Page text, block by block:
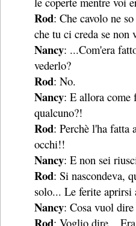
Rod: Che cavolo ne
che tu ci creda se non
Nancy: ...Com'era
vederlo?
Rod: No.
Nancy: E allora come
qualcuno?!
Rod: Perchè l'ha fatta
occhi!!
Nancy: E non sei
Rod: Si nascondeva,
solo... Le ferite
Nancy: Cosa vuol
Rod: Voglio dire...